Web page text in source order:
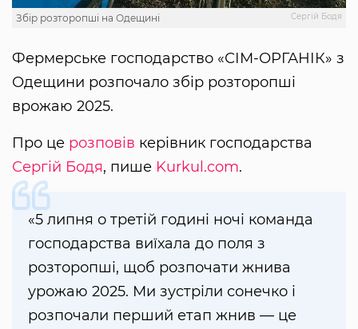
Сергій Бодя
Збір розторопші на Одещині
Фермерське господарство «СІМ-ОРГАНІК» з
Одещини розпочало збір розторопші
врожаю 2025.
Про це розповів керівник господарства
Сергій Бодя, пише Kurkul.com.
«5 липня о третій годині ночі команда
господарства виїхала до поля з
розторопші, щоб розпочати жнива
урожаю 2025. Ми зустріли сонечко і
розпочали перший етап жнив — це